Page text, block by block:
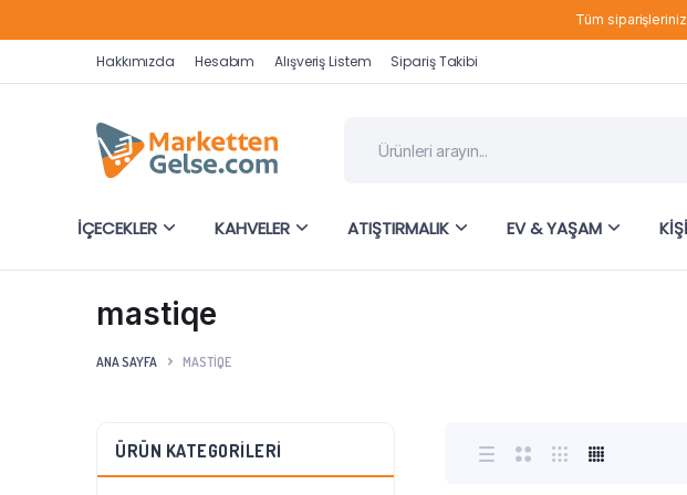
Tüm
Hakkımızda Hesabım Alışveriş Listem Sipariş Takibi
İÇECEKLER KAHVELER ATIŞTIRMALIK EV & YAŞAM
mastiqe
ANA SAYFA MASTIQE
ÜRÜN KATEGORILERI